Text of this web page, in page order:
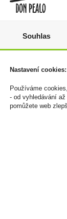
Barkleys
50g
35
Skladem:více
Souhlas
Nastavení
Používáme
- od vyhledávání
pomůžete web